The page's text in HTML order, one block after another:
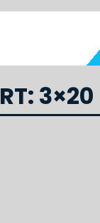
3×20